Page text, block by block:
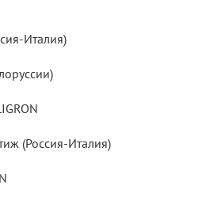
Италия)
(Россия-Италия)